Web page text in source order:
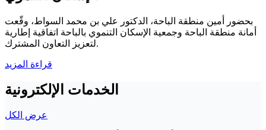
بحضور أمين منطقة الباحة، الدكتور علي بن محمد السواط، وقّعت
أمانة منطقة الباحة وجمعية الإسكان التنموي بالباحة اتفاقية إطارية
لتعزيز التعاون المشترك.
قراءة المزيد
الخدمات الإلكترونية
عرض الكل